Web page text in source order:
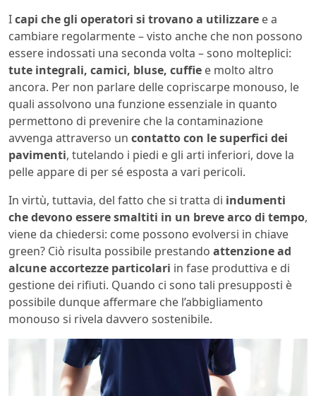
Icapi che gli operatori si trovano a utilizzare e a
cambiare regolarmente – visto anche che non possono
essere indossati una seconda volta – sono molteplici:
tute integrali, camici, bluse, cuffie e molto altro
ancora. Per non parlare delle copriscarpe monouso, le
quali assolvono una funzione essenziale in quanto
permettono di prevenire che la contaminazione
avvenga attraverso un contatto con le superfici dei
pavimenti, tutelando i piedi e gli arti inferiori, dove la
pelle appare di per sé esposta a vari pericoli.
In virtù, tuttavia, del fatto che si tratta di indumenti
che devono essere smaltiti in un breve arco di tempo,
viene da chiedersi: come possono evolversi in chiave
green? Ciò risulta possibile prestando attenzione ad
alcune accortezze particolari in fase produttiva e di
gestione dei rifiuti. Quando ci sono tali presupposti è
possibile dunque affermare che l’abbigliamento
monouso si rivela davvero sostenibile.